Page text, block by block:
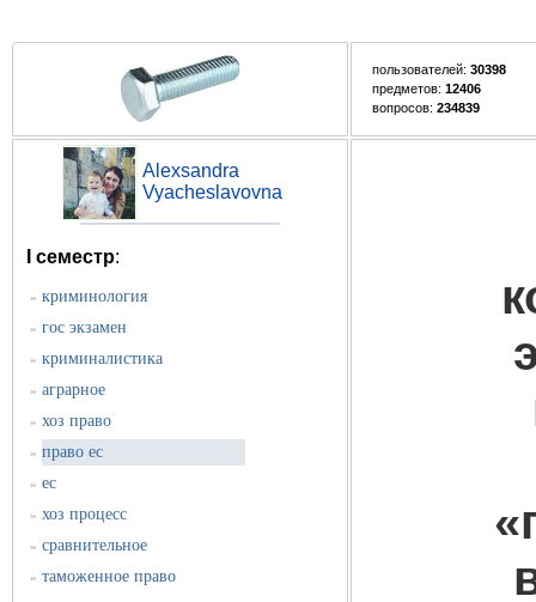
пользователей: 30398
предметов: 12406
вопросов: 234839
Alexsandra
Vyacheslavovna
I семестр:
» криминология
» гос экзамен
» криминалистика
» аграрное
» хоз право
» право ес
» ес
» хоз процесс
» сравнительное
» таможенное право